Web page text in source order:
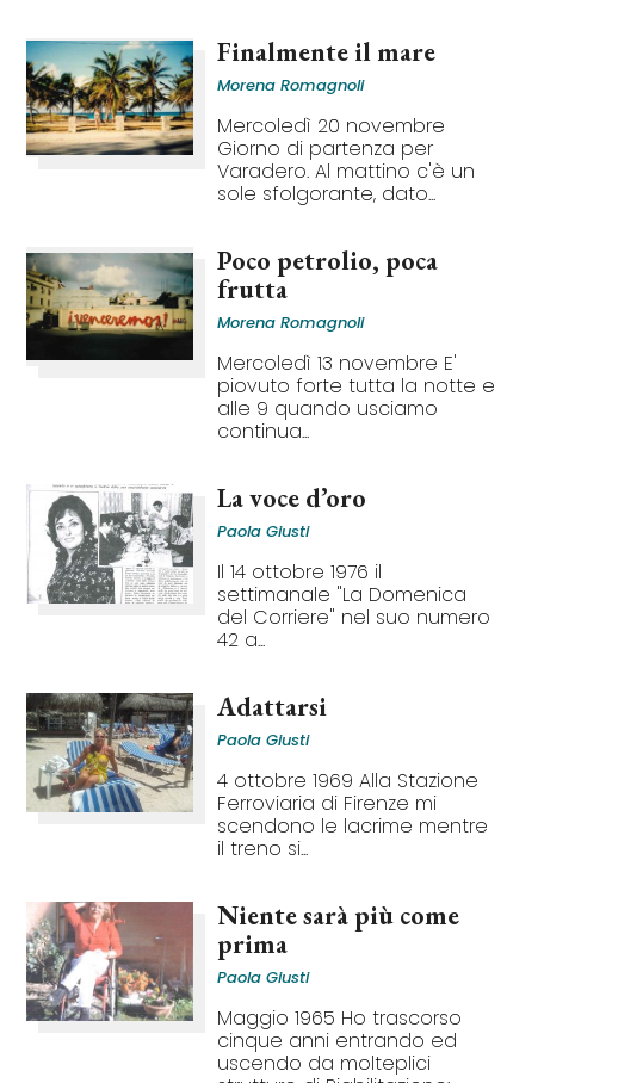
Finalmente il mare
Morena Romagnoli
Mercoledì 20 novembre
Giorno di partenza per
Varadero. Al mattino c'è un
sole sfolgorante, dato...
Poco petrolio, poca
frutta
Morena Romagnoli
Mercoledì 13 novembre E'
piovuto forte tutta la notte e
alle 9 quando usciamo
continua...
La voce d’oro
Paola Giusti
Il 14 ottobre 1976 il
settimanale "La Domenica
del Corriere" nel suo numero
42 a...
Adattarsi
Paola Giusti
4 ottobre 1969 Alla Stazione
Ferroviaria di Firenze mi
scendono le lacrime mentre
il treno si...
Niente sarà più come
prima
Paola Giusti
Maggio 1965 Ho trascorso
cinque anni entrando ed
uscendo da molteplici